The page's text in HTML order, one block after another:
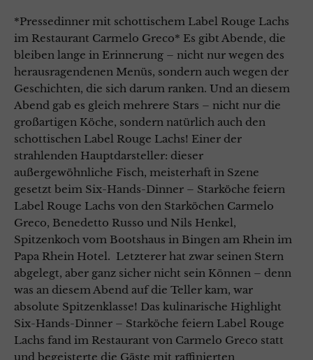
*Pressedinner mit schottischem Label Rouge Lachs
im Restaurant Carmelo Greco* Es gibt Abende, die
bleiben lange in Erinnerung – nicht nur wegen des
herausragendenen Menüs, sondern auch wegen der
Geschichten, die sich darum ranken. Und an diesem
Abend gab es gleich mehrere Stars – nicht nur die
großartigen Köche, sondern natürlich auch den
schottischen Label Rouge Lachs! Einer der
strahlenden Hauptdarsteller: dieser
außergewöhnliche Fisch, meisterhaft in Szene
gesetzt beim Six-Hands-Dinner – Starköche feiern
Label Rouge Lachs von den Starköchen Carmelo
Greco, Benedetto Russo und Nils Henkel,
Spitzenkoch vom Bootshaus in Bingen am Rhein im
Papa Rhein Hotel. Letzterer hat zwar seinen Stern
abgelegt, aber ganz sicher nicht sein Können – denn
was an diesem Abend auf die Teller kam, war
absolute Spitzenklasse! Das kulinarische Highlight
Six-Hands-Dinner – Starköche feiern Label Rouge
Lachs fand im Restaurant von Carmelo Greco statt
und begeisterte die Gäste mit raffinierten